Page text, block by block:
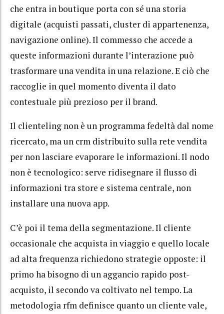
che entra in boutique porta con sé una storia
digitale (acquisti passati, cluster di appartenenza,
navigazione online). Il commesso che accede a
queste informazioni durante l’interazione può
trasformare una vendita in una relazione. E ciò che
raccoglie in quel momento diventa il dato
contestuale più prezioso per il brand.
Il clienteling non è un programma fedeltà dal nome
ricercato, ma un crm distribuito sulla rete vendita
per non lasciare evaporare le informazioni. Il nodo
non è tecnologico: serve ridisegnare il flusso di
informazioni tra store e sistema centrale, non
installare una nuova app.
C’è poi il tema della segmentazione. Il cliente
occasionale che acquista in viaggio e quello locale
ad alta frequenza richiedono strategie opposte: il
primo ha bisogno di un aggancio rapido post-
acquisto, il secondo va coltivato nel tempo. La
metodologia rfm definisce quanto un cliente vale,